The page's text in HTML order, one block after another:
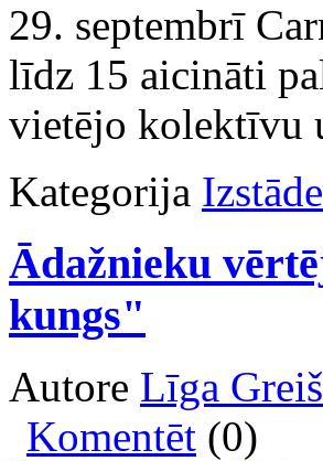
29. septembrī
līdz 15 aicināti
vietējo kolektīvu
Kategorija
Ādažnieku
kungs"
Autore Līga
Komentēt (0)